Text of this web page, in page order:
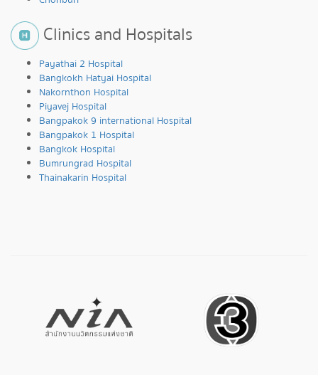
Clinics and Hospitals
Payathai 2 Hospital
Bangkokh Hatyai Hospital
Nakornthon Hospital
Piyavej Hospital
Bangpakok 9 international Hospital
Bangpakok 1 Hospital
Bangkok Hospital
Bumrungrad Hospital
Thainakarin Hospital